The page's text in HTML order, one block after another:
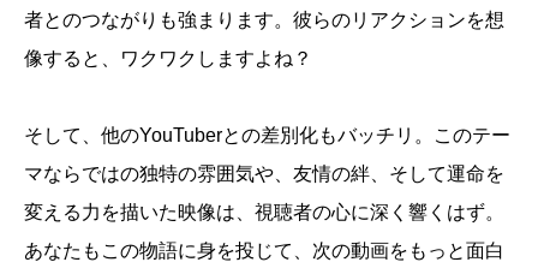
者とのつながりも強まります。彼らのリアクションを想
像すると、ワクワクしますよね？
そして、他のYouTuberとの差別化もバッチリ。このテー
マならではの独特の雰囲気や、友情の絆、そして運命を
変える力を描いた映像は、視聴者の心に深く響くはず。
あなたもこの物語に身を投じて、次の動画をもっと面白